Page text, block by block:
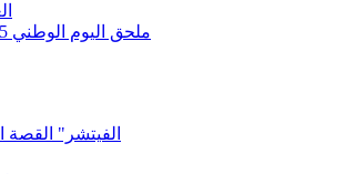
ملحق اليوم الوطني 95
"الفيتشر" القصة